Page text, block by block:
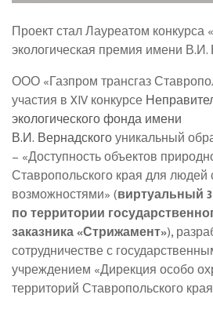
Проект стал Лауреатом конкурса
экологическая премия имени В.И.
ООО «Газпром трансгаз
участия в XIV конкурсе
экологического фонда имени
В.И. Вернадскогоуникальный
– «Доступность объектов
Ставропольского края для
возможностями» (виртуальный
по территории
заказника «Стрижамент»),
сотрудничестве с
учреждением «Дирекция особо
территорий Ставропольского